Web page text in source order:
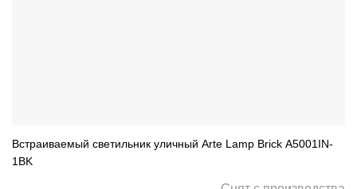
Встраиваемый светильник уличный Arte Lamp Brick A5001IN-
1BK